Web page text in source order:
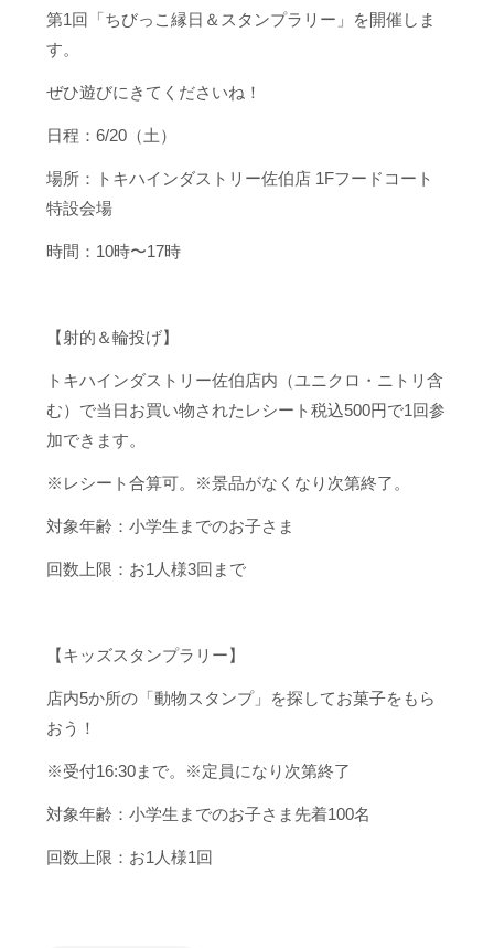
第1回「ちびっこ縁日＆スタンプラリー」を開催しま
す。
ぜひ遊びにきてくださいね！
日程：6/20（土）
場所：トキハインダストリー佐伯店 1Fフードコート
特設会場
時間：10時〜17時
【射的＆輪投げ】
トキハインダストリー佐伯店内（ユニクロ・ニトリ含
む）で当日お買い物されたレシート税込500円で1回参
加できます。
※レシート合算可。※景品がなくなり次第終了。
対象年齢：小学生までのお子さま
回数上限：お1人様3回まで
【キッズスタンプラリー】
店内5か所の「動物スタンプ」を探してお菓子をもら
おう！
※受付16:30まで。※定員になり次第終了
対象年齢：小学生までのお子さま先着100名
回数上限：お1人様1回